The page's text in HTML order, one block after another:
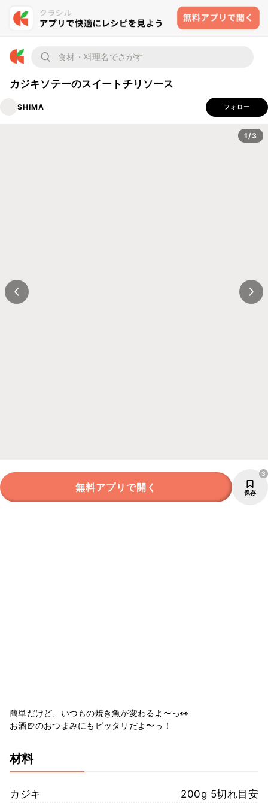
カジキソテーのスイートチリソース
SHIMA フォロー
1/3
無料アプリで開く 保存
3
簡単だけど、いつもの焼き魚が変わるよ〜っ👀
お酒🍺のおつまみにもピッタリだよ〜っ！
材料
カジキ
200g 5切れ目安